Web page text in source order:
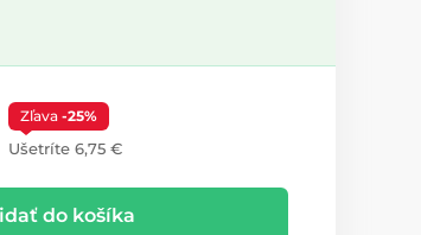
Zľava -25%
Ušetríte 6,75 €
do košíka